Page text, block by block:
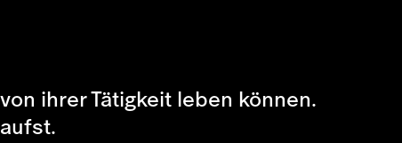
ihrer Tätigkeit leben können.